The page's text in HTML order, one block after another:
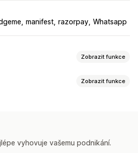
manifest razorpay Whatsapp
Zobrazit funkce
Opuštěný košík
Zobrazit funkce
vyhovuje vašemu podnikání.